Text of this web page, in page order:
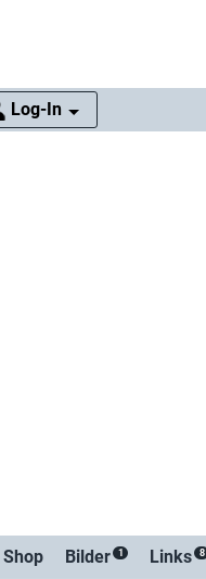
Log-In
Shop Bilder 1 Links 8